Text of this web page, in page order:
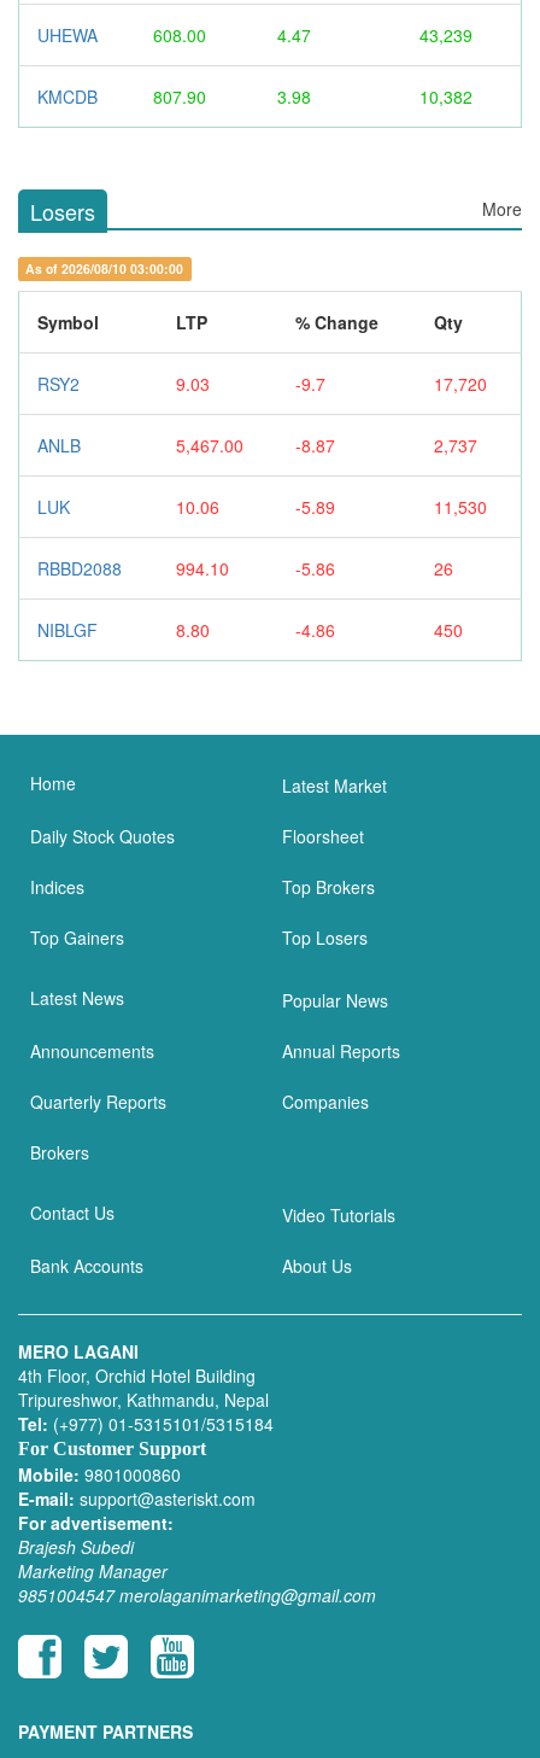
UHEWA 608.00 4.47 43,239
KMCDB 807.90 3.98 10,382
Losers More
As of 2026/08/10 03:00:00
Symbol LTP % Change Qty
RSY2 9.03 -9.7 17,720
ANLB 5,467.00 -8.87 2,737
LUK 10.06 -5.89 11,530
RBBD2088 994.10 -5.86 26
NIBLGF 8.80 -4.86 450
Home Latest Market
Daily Stock Quotes Floorsheet
Indices Top Brokers
Top Gainers Top Losers
Latest News Popular News
Announcements Annual Reports
Quarterly Reports Companies
Brokers
Contact Us Video Tutorials
Bank Accounts About Us
MERO LAGANI
4th Floor, Orchid Hotel Building
Tripureshwor, Kathmandu, Nepal
Tel: (+977) 01-5315101/5315184
For Customer Support
Mobile: 9801000860
E-mail: support@asteriskt.com
For advertisement:
Brajesh Subedi
Marketing Manager
9851004547 merolaganimarketing@gmail.com
PAYMENT PARTNERS